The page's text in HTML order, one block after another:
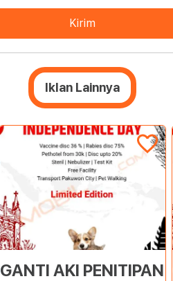
Kirim
Iklan Lainnya
GANTI AKI PENITIPAN